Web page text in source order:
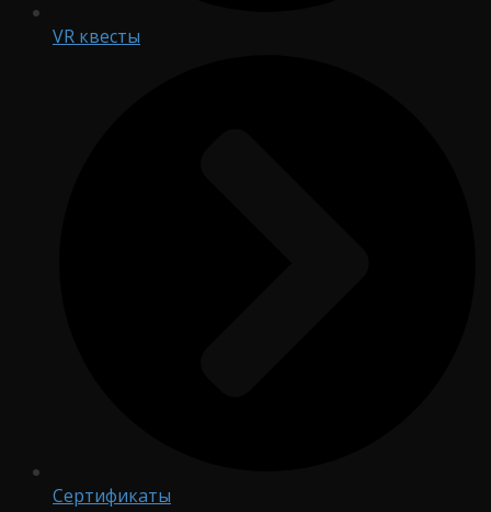
VR квесты
Сертификаты